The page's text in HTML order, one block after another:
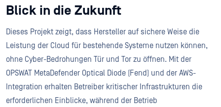
Blick in die Zukunft
Dieses Projekt zeigt, dass Hersteller auf sichere Weise die
Leistung der Cloud für bestehende Systeme nutzen können,
ohne Cyber-Bedrohungen Tür und Tor zu öffnen. Mit der
OPSWAT MetaDefender Optical Diode (Fend) und der AWS-
Integration erhalten Betreiber kritischer Infrastrukturen die
erforderlichen Einblicke, während der Betrieb